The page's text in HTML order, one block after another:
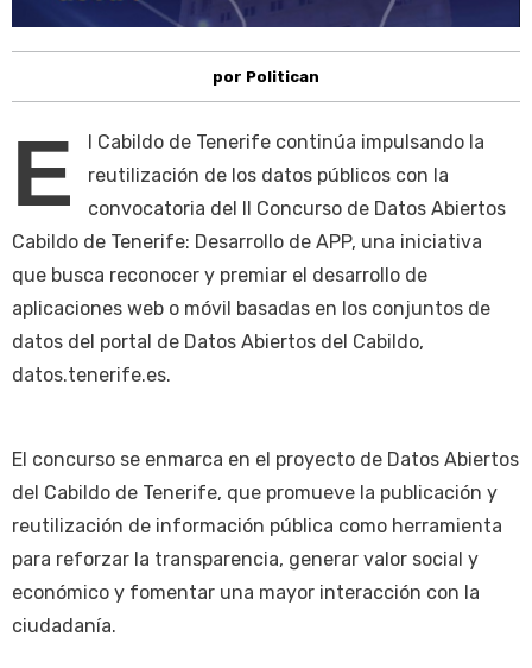
por Politican
E
l Cabildo de Tenerife continúa impulsando la
reutilización de los datos públicos con la
convocatoria del II Concurso de Datos Abiertos
Cabildo de Tenerife: Desarrollo de APP, una iniciativa
que busca reconocer y premiar el desarrollo de
aplicaciones web o móvil basadas en los conjuntos de
datos del portal de Datos Abiertos del Cabildo,
datos.tenerife.es.
El concurso se enmarca en el proyecto de Datos Abiertos
del Cabildo de Tenerife, que promueve la publicación y
reutilización de información pública como herramienta
para reforzar la transparencia, generar valor social y
económico y fomentar una mayor interacción con la
ciudadanía.